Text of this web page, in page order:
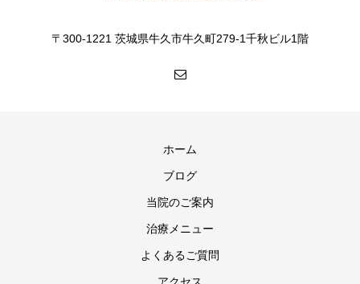
〒300-1221 茨城県牛久市牛久町279-1千秋ビル1階
ホーム
ブログ
当院のご案内
治療メニュー
よくあるご質問